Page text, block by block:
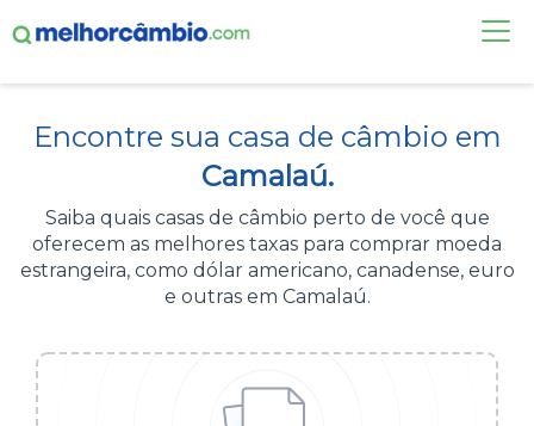
CASAS DE CÂMBIO
DÓLAR HOJE
ALERTA DE CÂMBIO
Acesse sua conta:
Encontre sua casa de câmbio em
Camalaú.
Saiba quais casas de câmbio perto de você que
oferecem as melhores taxas para comprar moeda
estrangeira, como dólar americano, canadense, euro
e outras em Camalaú.